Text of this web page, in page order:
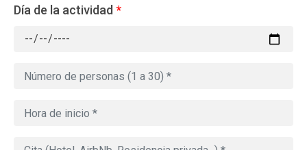
Día de la actividad *